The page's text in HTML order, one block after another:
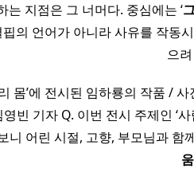
는 지점은 그 너머다. 중심에는 ‘
핍의 언어가 아니라 사유를 작동
으
몸’에 전시된 임하룡의 작품 /
영빈 기자 Q. 이번 전시 주제인 ‘
니 어린 시절, 고향, 부모님과 함
움